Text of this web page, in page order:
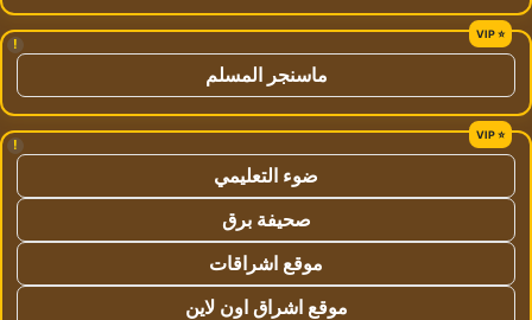
!
ماسنجر المسلم
!
ضوء التعليمي
صحيفة برق
موقع اشراقات
موقع اشراق اون لاين